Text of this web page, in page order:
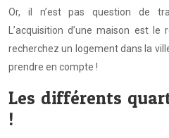
Or, il n’est pas question de
L’acquisition d’une maison est
recherchez un logement dans la
prendre en compte !
Les différents
!